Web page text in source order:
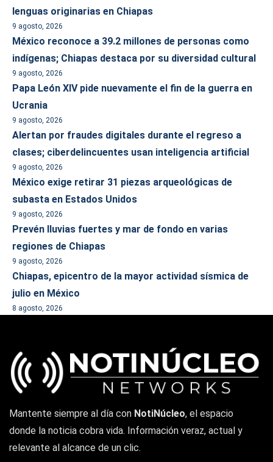
lenguas originarias en Chiapas
9 agosto, 2026
México reconoce a 39.2 millones de personas como
indígenas; Chiapas destaca por su diversidad cultural
9 agosto, 2026
Papa León XIV pide nuevamente el fin de la guerra en
Ucrania
9 agosto, 2026
Alertan por fraudes digitales durante el regreso a
clases; ciberdelincuentes usan inteligencia artificial
9 agosto, 2026
México exige retirar 31 piezas arqueológicas de
subasta en Estados Unidos
9 agosto, 2026
Prevén lluvias fuertes y mar de fondo en varias
regiones de Chiapas
9 agosto, 2026
Chiapas, epicentro de la mayor actividad sísmica de
julio en México
8 agosto, 2026
Mantente siempre al día con NotiNúcleo, el espacio
donde la noticia cobra vida. Información veraz, actual y
relevante al alcance de un clic.